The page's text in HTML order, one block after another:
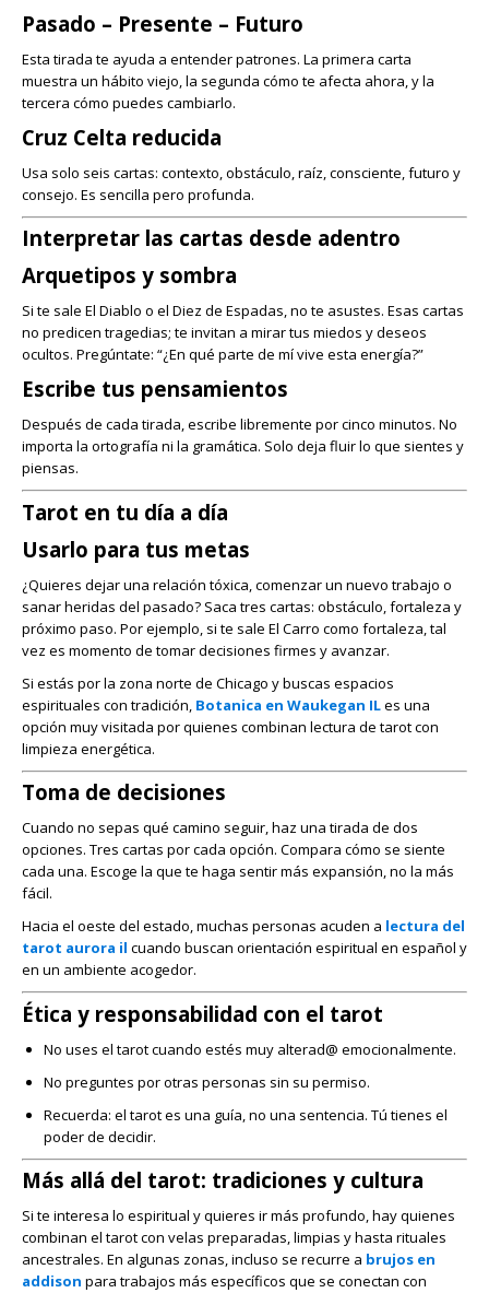
Pasado – Presente – Futuro
Esta tirada te ayuda a entender patrones. La primera carta
muestra un hábito viejo, la segunda cómo te afecta ahora, y la
tercera cómo puedes cambiarlo.
Cruz Celta reducida
Usa solo seis cartas: contexto, obstáculo, raíz, consciente, futuro y
consejo. Es sencilla pero profunda.
Interpretar las cartas desde adentro
Arquetipos y sombra
Si te sale El Diablo o el Diez de Espadas, no te asustes. Esas cartas
no predicen tragedias; te invitan a mirar tus miedos y deseos
ocultos. Pregúntate: “¿En qué parte de mí vive esta energía?”
Escribe tus pensamientos
Después de cada tirada, escribe libremente por cinco minutos. No
importa la ortografía ni la gramática. Solo deja fluir lo que sientes y
piensas.
Tarot en tu día a día
Usarlo para tus metas
¿Quieres dejar una relación tóxica, comenzar un nuevo trabajo o
sanar heridas del pasado? Saca tres cartas: obstáculo, fortaleza y
próximo paso. Por ejemplo, si te sale El Carro como fortaleza, tal
vez es momento de tomar decisiones firmes y avanzar.
Si estás por la zona norte de Chicago y buscas espacios
espirituales con tradición, Botanica en Waukegan ILes una
opción muy visitada por quienes combinan lectura de tarot con
limpieza energética.
Toma de decisiones
Cuando no sepas qué camino seguir, haz una tirada de dos
opciones. Tres cartas por cada opción. Compara cómo se siente
cada una. Escoge la que te haga sentir más expansión, no la más
fácil.
Hacia el oeste del estado, muchas personas acuden a lectura del
tarot aurora il cuando buscan orientación espiritual en español y
en un ambiente acogedor.
Ética y responsabilidad con el tarot
No uses el tarot cuando estés muy alterad@ emocionalmente.
No preguntes por otras personas sin su permiso.
Recuerda: el tarot es una guía, no una sentencia. Tú tienes el
poder de decidir.
Más allá del tarot: tradiciones y cultura
Si te interesa lo espiritual y quieres ir más profundo, hay quienes
combinan el tarot con velas preparadas, limpias y hasta rituales
ancestrales. En algunas zonas, incluso se recurre a brujos en
addison para trabajos más específicos que se conectan con